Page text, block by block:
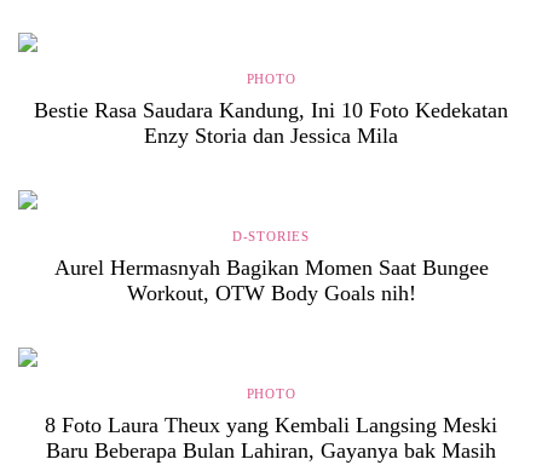
PHOTO
Bestie Rasa Saudara Kandung, Ini 10 Foto Kedekatan
Enzy Storia dan Jessica Mila
D-STORIES
Aurel Hermasnyah Bagikan Momen Saat Bungee
Workout, OTW Body Goals nih!
PHOTO
8 Foto Laura Theux yang Kembali Langsing Meski
Baru Beberapa Bulan Lahiran, Gayanya bak Masih